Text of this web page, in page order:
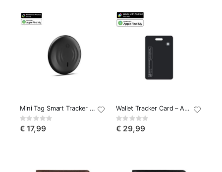
Mini Tag Smart Tracker – Apple & Android
Rating:
€ 17,99
Wallet Tracker Card – Apple Find My & Google Find Hub
Rating:
€ 29,99